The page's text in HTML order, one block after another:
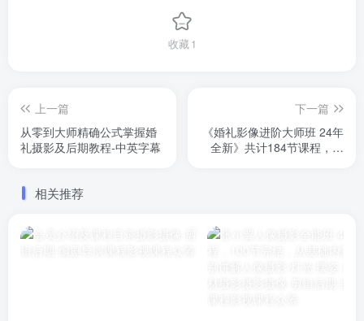
收藏1
上一篇
从零到大师精确公式掌握婚
礼摄影及后期教程-中英字幕
下一篇
《婚礼影像进阶大师班 24年
全新》共计184节课程，已
相关推荐